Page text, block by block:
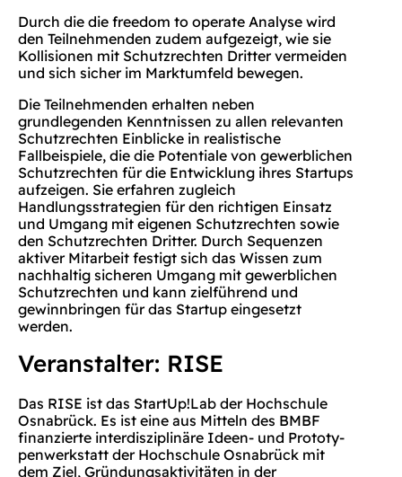
Durch die die freedom to operate Analyse wird
den Teilnehmenden zudem aufgezeigt, wie sie
Kollisionen mit Schutzrechten Dritter vermeiden
und sich sicher im Marktumfeld bewegen.
Die Teilnehmenden erhalten neben
grundlegenden Kenntnissen zu allen relevanten
Schutzrechten Einblicke in realistische
Fallbeispiele, die die Potentiale von gewerblichen
Schutzrechten für die Entwicklung ihres Startups
aufzeigen. Sie erfahren zugleich
Handlungsstrategien für den richtigen Einsatz
und Umgang mit eigenen Schutzrechten sowie
den Schutzrechten Dritter. Durch Sequenzen
aktiver Mitarbeit festigt sich das Wissen zum
nachhaltig sicheren Umgang mit gewerblichen
Schutzrechten und kann zielführend und
gewinnbringen für das Startup eingesetzt
werden.
Veranstalter: RISE
Das RISE ist das StartUp!Lab der Hochschule
Osnabrück. Es ist eine aus Mitteln des BMBF
finanzierte interdisziplinäre Ideen- und Prototy-
penwerkstatt der Hochschule Osnabrück mit
dem Ziel, Gründungsaktivitäten in der